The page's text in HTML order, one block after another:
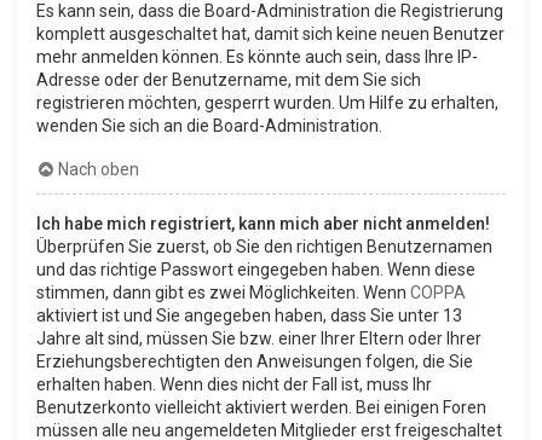
Es kann sein, dass die Board-Administration die Registrierung
komplett ausgeschaltet hat, damit sich keine neuen Benutzer
mehr anmelden können. Es könnte auch sein, dass Ihre IP-
Adresse oder der Benutzername, mit dem Sie sich
registrieren möchten, gesperrt wurden. Um Hilfe zu erhalten,
wenden Sie sich an die Board-Administration.
Nach oben
Ich habe mich registriert, kann mich aber nicht anmelden!
Überprüfen Sie zuerst, ob Sie den richtigen Benutzernamen
und das richtige Passwort eingegeben haben. Wenn diese
stimmen, dann gibt es zwei Möglichkeiten. Wenn COPPA
aktiviert ist und Sie angegeben haben, dass Sie unter 13
Jahre alt sind, müssen Sie bzw. einer Ihrer Eltern oder Ihrer
Erziehungsberechtigten den Anweisungen folgen, die Sie
erhalten haben. Wenn dies nicht der Fall ist, muss Ihr
Benutzerkonto vielleicht aktiviert werden. Bei einigen Foren
müssen alle neu angemeldeten Mitglieder erst freigeschaltet